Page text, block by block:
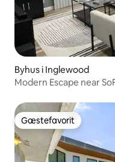
Byhus i Inglewood
Modern Escape near
Gæstefavorit
Gæstefavorit